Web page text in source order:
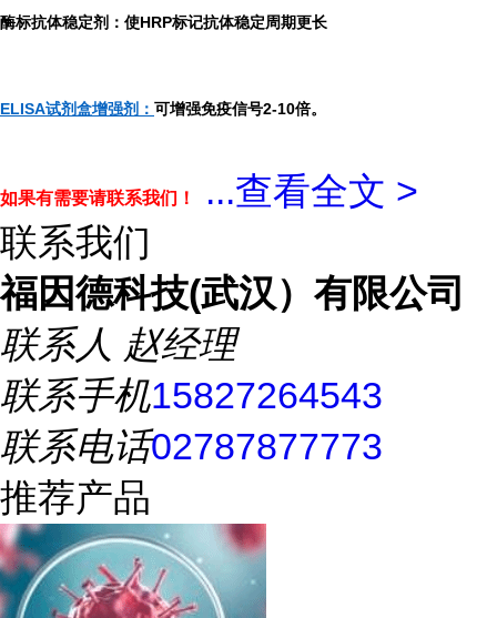
酶标抗体稳定剂：使HRP标记抗体稳定周期更长
ELISA试剂盒增强剂： 可增强免疫信号2-10倍。
如果有需要请联系我们！ ...查看全文 >
联系我们
福因德科技(武汉）有限公司
联系人 赵经理
联系手机15827264543
联系电话02787877773
推荐产品